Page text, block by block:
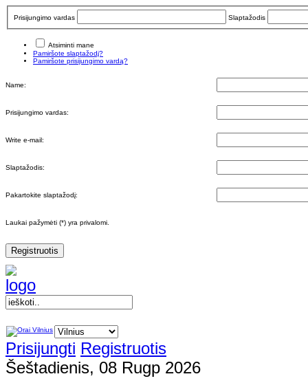
Prisijungimo vardas Slaptažodis
Atsiminti mane
Pamiršote slaptažodį?
Pamiršote prisijungimo vardą?
Name:
Prisijungimo vardas:
Write e-mail:
Slaptažodis:
Pakartokite slaptažodį:
Laukai pažymėti (*) yra privalomi.
Registruotis
Prisijungti Registruotis
Šeštadienis, 08 Rugp 2026